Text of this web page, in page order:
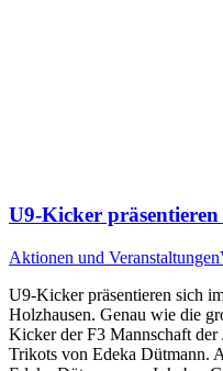
U9-Kicker präsentieren
Aktionen und Veranstaltungen
U9-Kicker präsentieren sich
Holzhausen. Genau wie die
Kicker der F3 Mannschaft der
Trikots von Edeka Dütmann.